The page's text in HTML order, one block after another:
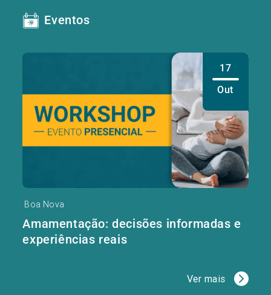
Eventos
17
Out
Boa Nova
Amamentação: decisões informadas e
experiências reais
Ver mais